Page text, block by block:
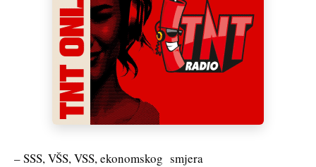
– SSS, VŠS, VSS, ekonomskog smjera